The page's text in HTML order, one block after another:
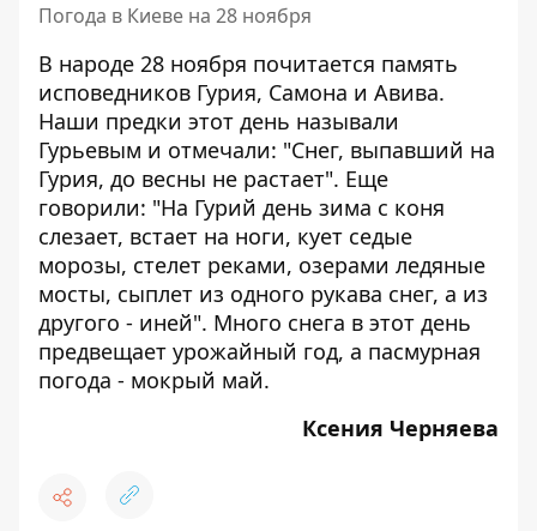
Погода в Киеве на 28 ноября
В народе 28 ноября почитается память
исповедников Гурия, Самона и Авива.
Наши предки этот день называли
Гурьевым и отмечали: "Снег, выпавший на
Гурия, до весны не растает". Еще
говорили: "На Гурий день зима с коня
слезает, встает на ноги, кует седые
морозы, стелет реками, озерами ледяные
мосты, сыплет из одного рукава снег, а из
другого - иней". Много снега в этот день
предвещает урожайный год, а пасмурная
погода - мокрый май.
Ксения Черняева